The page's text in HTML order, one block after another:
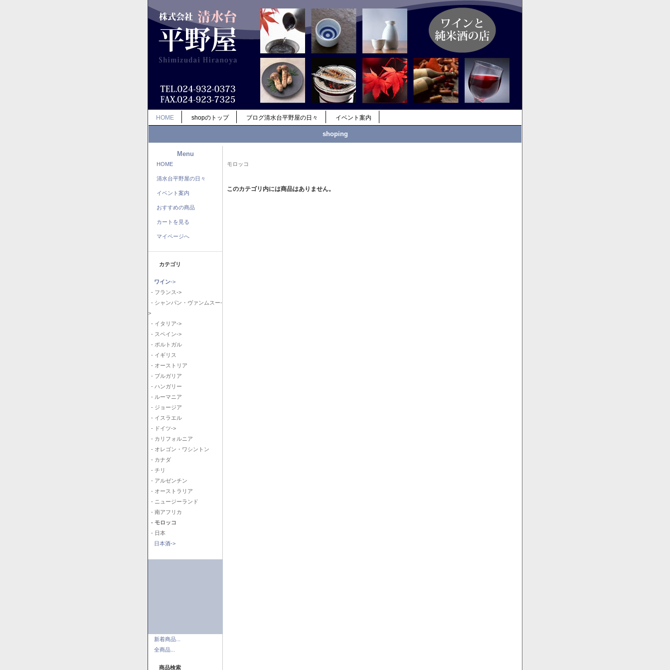
HOME shopのトップ ブログ清水台平野屋の日々 イベント案内
shoping
Menu
HOME
清水台平野屋の日々
イベント案内
おすすめの商品
カートを見る
マイページへ
カテゴリ
ワイン->
- フランス->
- シャンパン・ヴァンムスー-
>
- イタリア->
- スペイン->
- ポルトガル
- イギリス
- オーストリア
- ブルガリア
- ハンガリー
- ルーマニア
- ジョージア
- イスラエル
- ドイツ->
- カリフォルニア
- オレゴン・ワシントン
- カナダ
- チリ
- アルゼンチン
- オーストラリア
- ニュージーランド
- 南アフリカ
- モロッコ
- 日本
日本酒->
新着商品...
全商品...
商品検索
モロッコ
このカテゴリ内には商品はありません。